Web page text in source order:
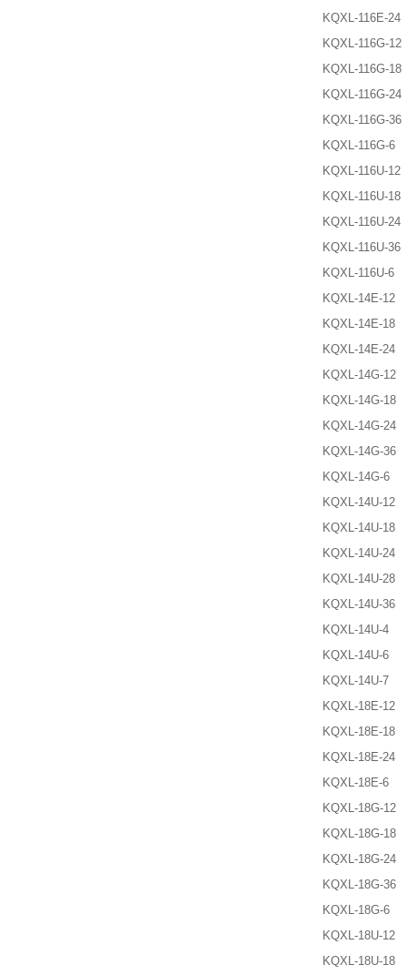
KQXL-116E-24
KQXL-116G-12
KQXL-116G-18
KQXL-116G-24
KQXL-116G-36
KQXL-116G-6
KQXL-116U-12
KQXL-116U-18
KQXL-116U-24
KQXL-116U-36
KQXL-116U-6
KQXL-14E-12
KQXL-14E-18
KQXL-14E-24
KQXL-14G-12
KQXL-14G-18
KQXL-14G-24
KQXL-14G-36
KQXL-14G-6
KQXL-14U-12
KQXL-14U-18
KQXL-14U-24
KQXL-14U-28
KQXL-14U-36
KQXL-14U-4
KQXL-14U-6
KQXL-14U-7
KQXL-18E-12
KQXL-18E-18
KQXL-18E-24
KQXL-18E-6
KQXL-18G-12
KQXL-18G-18
KQXL-18G-24
KQXL-18G-36
KQXL-18G-6
KQXL-18U-12
KQXL-18U-18